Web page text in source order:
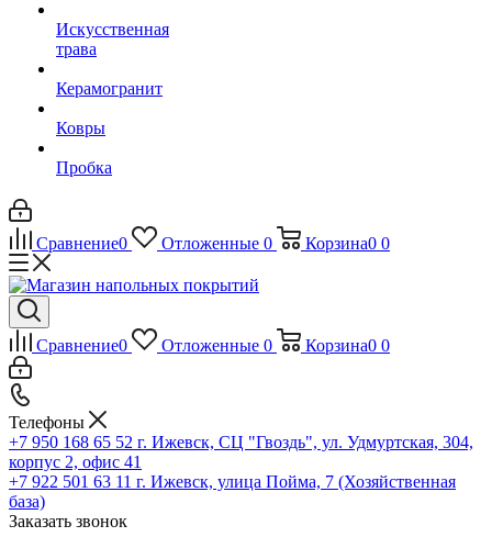
Искусственная
трава
Керамогранит
Ковры
Пробка
Сравнение0 Отложенные 0 Корзина0 0
Сравнение0 Отложенные 0 Корзина0 0
Телефоны
+7 950 168 65 52 г. Ижевск, СЦ "Гвоздь", ул. Удмуртская, 304,
корпус 2, офис 41
+7 922 501 63 11 г. Ижевск, улица Пойма, 7 (Хозяйственная
база)
Заказать звонок